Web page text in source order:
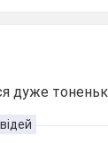
дуже